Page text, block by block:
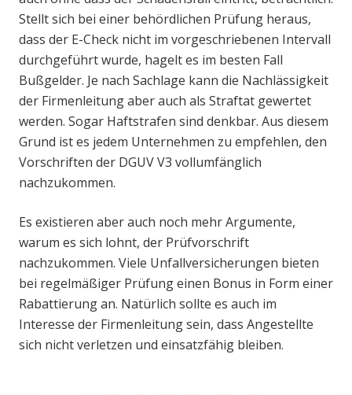
Stellt sich bei einer behördlichen Prüfung heraus,
dass der E-Check nicht im vorgeschriebenen Intervall
durchgeführt wurde, hagelt es im besten Fall
Bußgelder. Je nach Sachlage kann die Nachlässigkeit
der Firmenleitung aber auch als Straftat gewertet
werden. Sogar Haftstrafen sind denkbar. Aus diesem
Grund ist es jedem Unternehmen zu empfehlen, den
Vorschriften der DGUV V3 vollumfänglich
nachzukommen.
Es existieren aber auch noch mehr Argumente,
warum es sich lohnt, der Prüfvorschrift
nachzukommen. Viele Unfallversicherungen bieten
bei regelmäßiger Prüfung einen Bonus in Form einer
Rabattierung an. Natürlich sollte es auch im
Interesse der Firmenleitung sein, dass Angestellte
sich nicht verletzen und einsatzfähig bleiben.